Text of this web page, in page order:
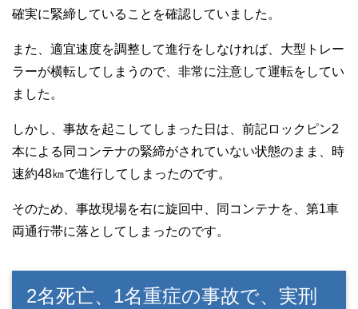
確実に緊締していることを確認していました。
また、適宜速度を調整して進行をしなければ、大型トレー
ラーが横転してしまうので、非常に注意して運転をしてい
ました。
しかし、事故を起こしてしまった日は、前記ロックピン2
本による同コンテナの緊締がされていない状態のまま、時
速約48㎞で進行してしまったのです。
そのため、事故現場を右に旋回中、同コンテナを、第1車
両通行帯に落としてしまったのです。
2名死亡、1名重症の事故で、実刑